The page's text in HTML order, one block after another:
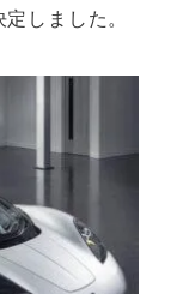
しました。